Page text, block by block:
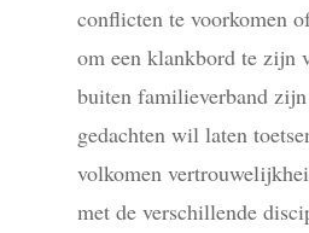
conflicten te voorkomen
om een klankbord te zijn
buiten familieverband
gedachten wil laten
volkomen
met de verschillende